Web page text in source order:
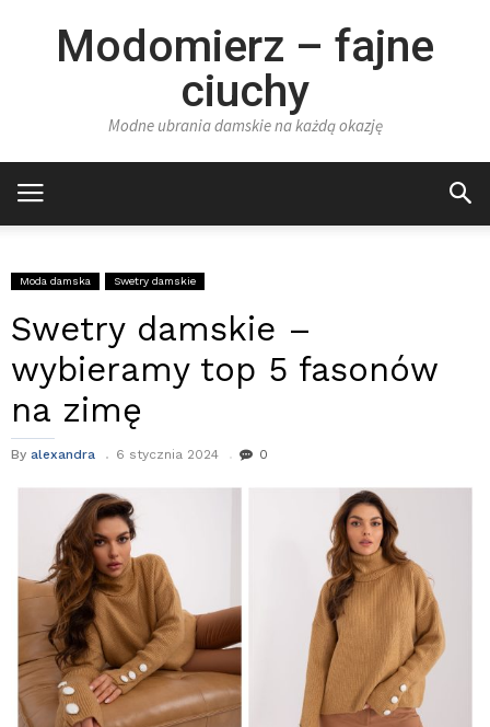
Modomierz – fajne
ciuchy
Modne ubrania damskie na każdą okazję
Moda damska Swetry damskie
Swetry damskie –
wybieramy top 5 fasonów
na zimę
By alexandra 6 stycznia 2024 0